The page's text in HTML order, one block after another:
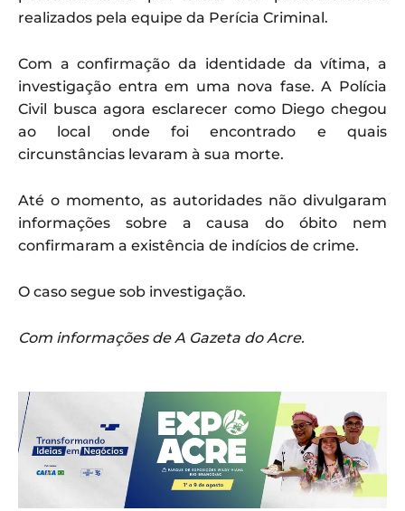
realizados pela equipe da Perícia Criminal.
Com a confirmação da identidade da vítima, a
investigação entra em uma nova fase. A Polícia
Civil busca agora esclarecer como Diego chegou
ao local onde foi encontrado e quais
circunstâncias levaram à sua morte.
Até o momento, as autoridades não divulgaram
informações sobre a causa do óbito nem
confirmaram a existência de indícios de crime.
O caso segue sob investigação.
Com informações de A Gazeta do Acre.